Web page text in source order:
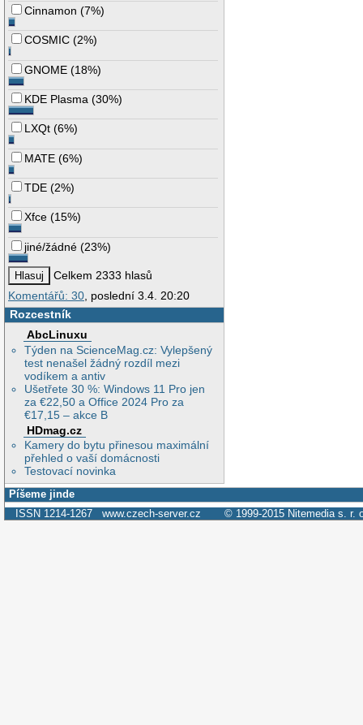
Cinnamon (7%)
COSMIC (2%)
GNOME (18%)
KDE Plasma (30%)
LXQt (6%)
MATE (6%)
TDE (2%)
Xfce (15%)
jiné/žádné (23%)
Celkem 2333 hlasů
Komentářů: 30, poslední 3.4. 20:20
Rozcestník
AbcLinuxu
Týden na ScienceMag.cz: Vylepšený
test nenašel žádný rozdíl mezi
vodíkem a antiv
Ušetřete 30 %: Windows 11 Pro jen
za €22,50 a Office 2024 Pro za
€17,15 – akce B
HDmag.cz
Kamery do bytu přinesou maximální
přehled o vaší domácnosti
Testovací novinka
Píšeme jinde
ISSN 1214-1267 www.czech-server.cz © 1999-2015 Nitemedia s. r.